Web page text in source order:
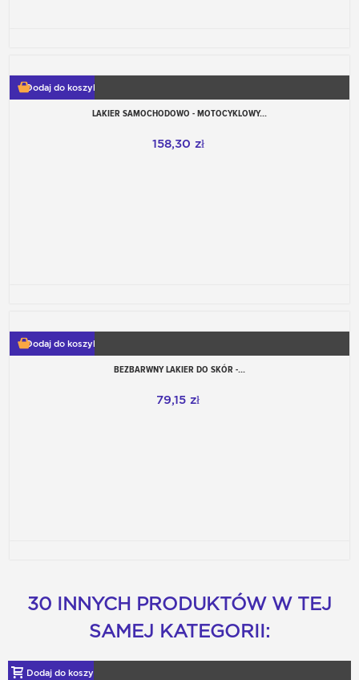
Dodaj do koszyka
LAKIER SAMOCHODOWO - MOTOCYKLOWY...
158,30 zł
Dodaj do koszyka
BEZBARWNY LAKIER DO SKÓR -...
79,15 zł
30 INNYCH PRODUKTÓW W TEJ
SAMEJ KATEGORII:
Dodaj do koszyka